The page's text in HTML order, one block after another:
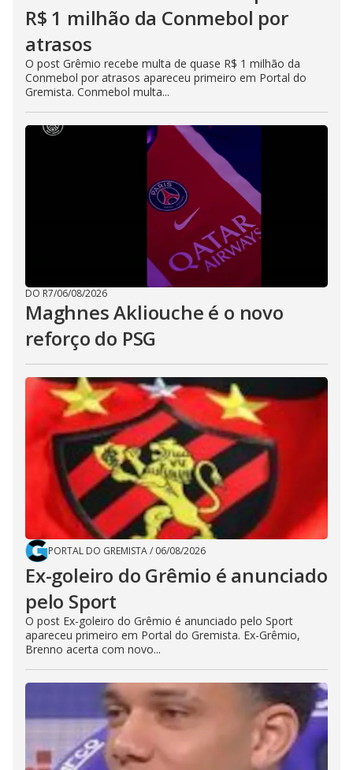
R$ 1 milhão da Conmebol por
atrasos
O post Grêmio recebe multa de quase R$ 1 milhão da
Conmebol por atrasos apareceu primeiro em Portal do
Gremista. Conmebol multa...
DO R7/06/08/2026
Maghnes Akliouche é o novo
reforço do PSG
PORTAL DO GREMISTA/ 06/08/2026
Ex-goleiro do Grêmio é anunciado
pelo Sport
O post Ex-goleiro do Grêmio é anunciado pelo Sport
apareceu primeiro em Portal do Gremista. Ex-Grêmio,
Brenno acerta com novo...